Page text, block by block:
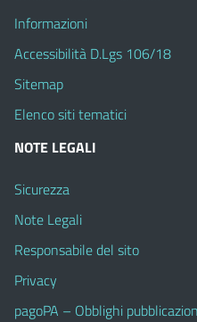
Informazioni
Accessibilità D.Lgs 106/18
Sitemap
Elenco siti tematici
NOTE LEGALI
Sicurezza
Note Legali
Responsabile del sito
Privacy
pagoPA – Obblighi